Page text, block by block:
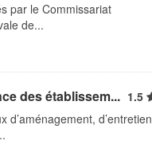
par le Commissariat
de...
des établissem... 1.5
d’entretien